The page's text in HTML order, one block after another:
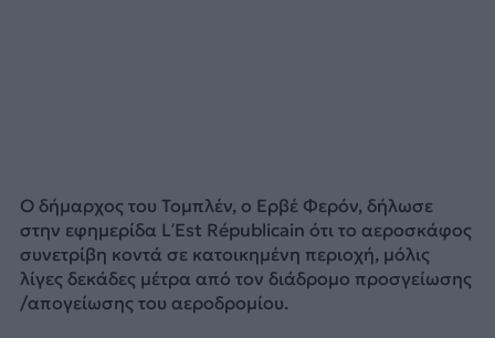
Ο δήμαρχος του Τομπλέν, ο Ερβέ Φερόν, δήλωσε
στην εφημερίδα L’Est Républicain ότι το αεροσκάφος
συνετρίβη κοντά σε κατοικημένη περιοχή, μόλις
λίγες δεκάδες μέτρα από τον διάδρομο προσγείωσης
/απογείωσης του αεροδρομίου.